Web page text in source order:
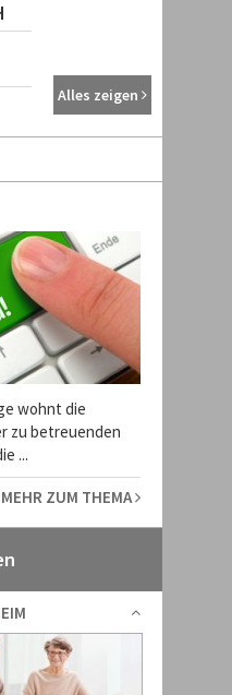
Alles zeigen
wohnt die
zu betreuenden
...
MEHR ZUM THEMA